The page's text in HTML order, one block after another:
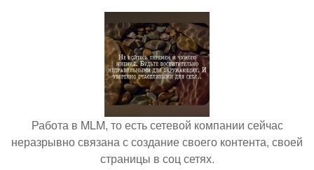
Работа в MLM, то есть сетевой компании сейчас
неразрывно связана с создание своего контента, своей
страницы в соц сетях.